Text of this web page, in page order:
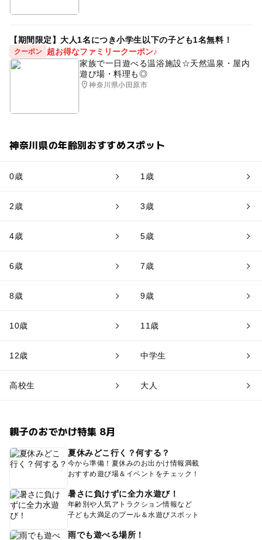
【期間限定】大人1名につき小学生以下の子ども1名無料！
クーポン
超お得なファミリークーポン♪
家族で一日遊べる温浴施設☆天然温泉・屋内
遊び場・料理も◎
神奈川県小田原市
神奈川県の年齢別おすすめスポット
0歳 1歳
2歳 3歳
4歳 5歳
6歳 7歳
8歳 9歳
10歳 11歳
12歳 中学生
高校生 大人
親子のおでかけ特集 8月
夏休みどこ行く？何する？
今から準備！夏休みのお出かけ情報満載
おすすめ遊び場＆イベントをチェック！
暑さに負けずに全力水遊び！
年齢別や人気アトラクション情報など
子ども大満足のプール＆水遊びスポット
雨でも遊べる場所！